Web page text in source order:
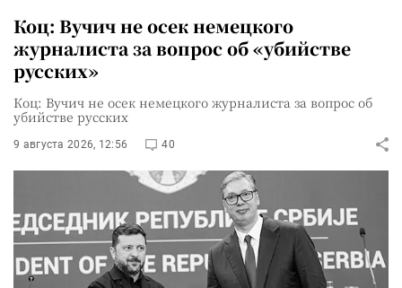
Коц: Вучич не осек немецкого
журналиста за вопрос об «убийстве
русских»
Коц: Вучич не осек немецкого журналиста за вопрос об
убийстве русских
9 августа 2026, 12:56 40